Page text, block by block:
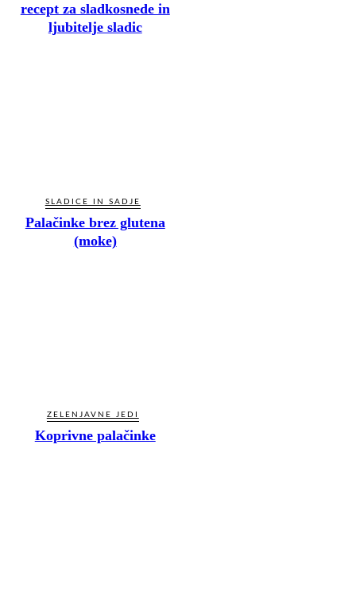
recept za sladkosnede in
ljubitelje sladic
SLADICE IN SADJE
Palačinke brez glutena
(moke)
ZELENJAVNE JEDI
Koprivne palačinke